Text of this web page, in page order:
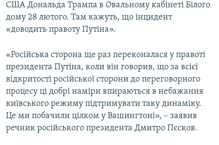
Усі сайти RFE/RL
США Дональда Трампа в Овальному кабінеті Білого
дому 28 лютого. Там кажуть, що інцидент
«доводить правоту Путіна».
«Російська сторона ще раз переконалася у правоті
президента Путіна, коли він говорив, що за всієї
відкритості російської сторони до переговорного
процесу ці добрі наміри впираються в небажання
київського режиму підтримувати таку динаміку.
Це ми побачили цілком у Вашингтоні», – заявив
речник російського президента Дмитро Пєсков.